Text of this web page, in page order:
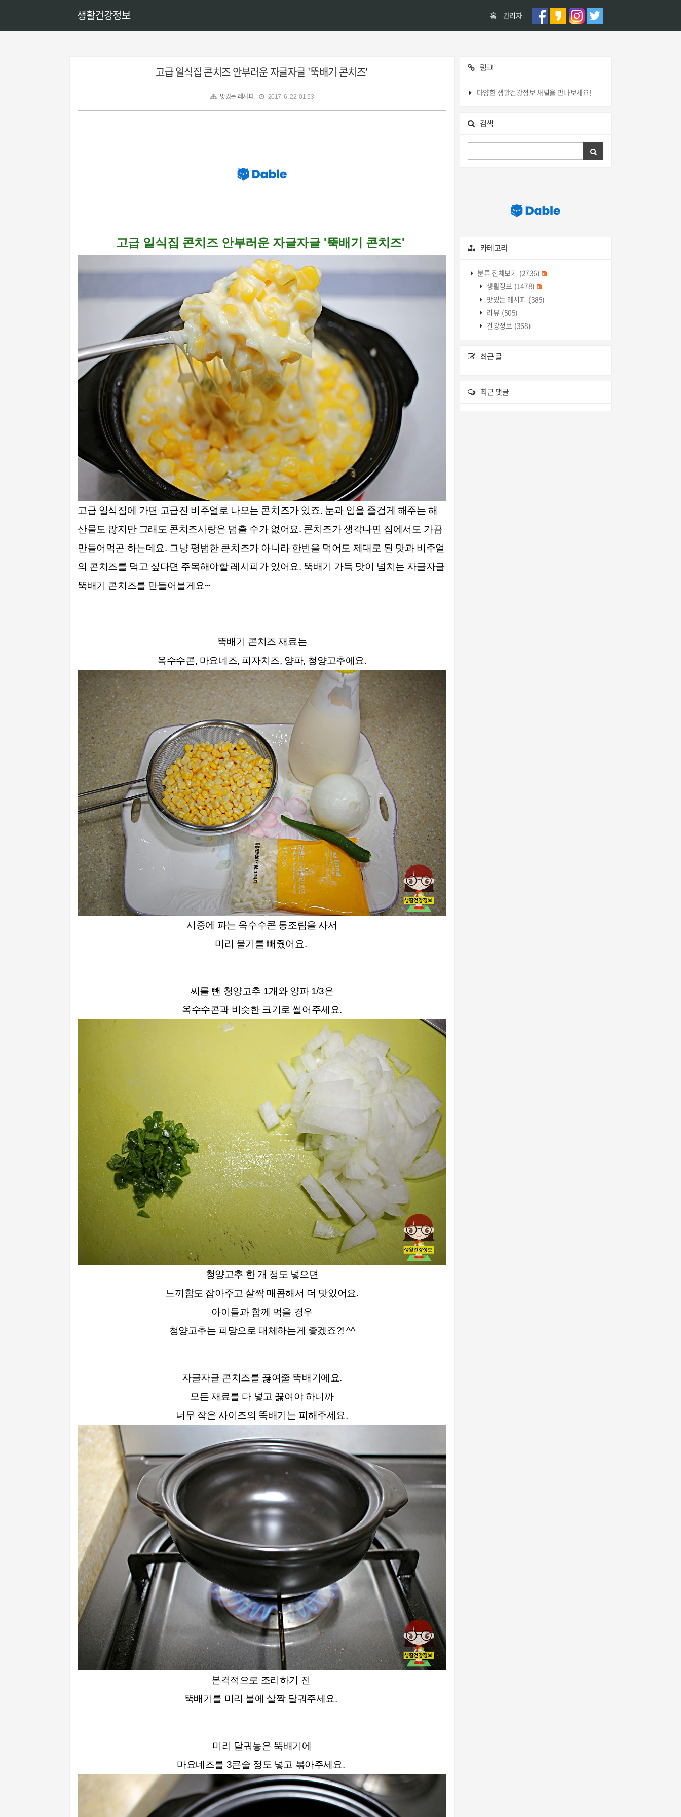
생활건강정보 홈 관리자
고급 일식집 콘치즈 안부러운 자글자글 '뚝배기 콘치즈'
맛있는 레시피 2017. 6. 22. 01:53
고급 일식집 콘치즈 안부러운 자글자글 '뚝배기 콘치즈'
고급 일식집에 가면 고급진 비주얼로 나오는 콘치즈가 있죠. 눈과 입을 즐겁게 해주는 해
산물도 많지만 그래도 콘치즈사랑은 멈출 수가 없어요. 콘치즈가 생각나면 집에서도 가끔
만들어먹곤 하는데요. 그냥 평범한 콘치즈가 아니라 한번을 먹어도 제대로 된 맛과 비주얼
의 콘치즈를 먹고 싶다면 주목해야할 레시피가 있어요. 뚝배기 가득 맛이 넘치는 자글자글
뚝배기 콘치즈를 만들어볼게요~
뚝배기 콘치즈 재료는
옥수수콘, 마요네즈, 피자치즈, 양파, 청양고추에요.
시중에 파는 옥수수콘 통조림을 사서
미리 물기를 빼줬어요.
씨를 뺀 청양고추 1개와 양파 1/3은
옥수수콘과 비슷한 크기로 썰어주세요.
청양고추 한 개 정도 넣으면
느끼함도 잡아주고 살짝 매콤해서 더 맛있어요.
아이들과 함께 먹을 경우
청양고추는 피망으로 대체하는게 좋겠죠?! ^^
자글자글 콘치즈를 끓여줄 뚝배기에요.
모든 재료를 다 넣고 끓여야 하니까
너무 작은 사이즈의 뚝배기는 피해주세요.
본격적으로 조리하기 전
뚝배기를 미리 불에 살짝 달궈주세요.
미리 달궈놓은 뚝배기에
마요네즈를 3큰술 정도 넣고 볶아주세요.
링크
다양한 생활건강정보 채널을 만나보세요!
검색
카테고리
분류 전체보기 (2736)
생활정보 (1478)
맛있는 레시피 (385)
리뷰 (505)
건강정보 (368)
최근 글
최근 댓글